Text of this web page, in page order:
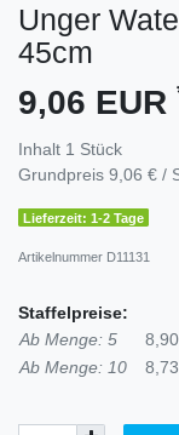
Unger
45cm
9,06 EUR
Inhalt 1 Stück
Grundpreis 9,06 € /
Lieferzeit: 1-2 Tage
Artikelnummer D11131
Staffelpreise:
Ab Menge: 5
Ab Menge: 10